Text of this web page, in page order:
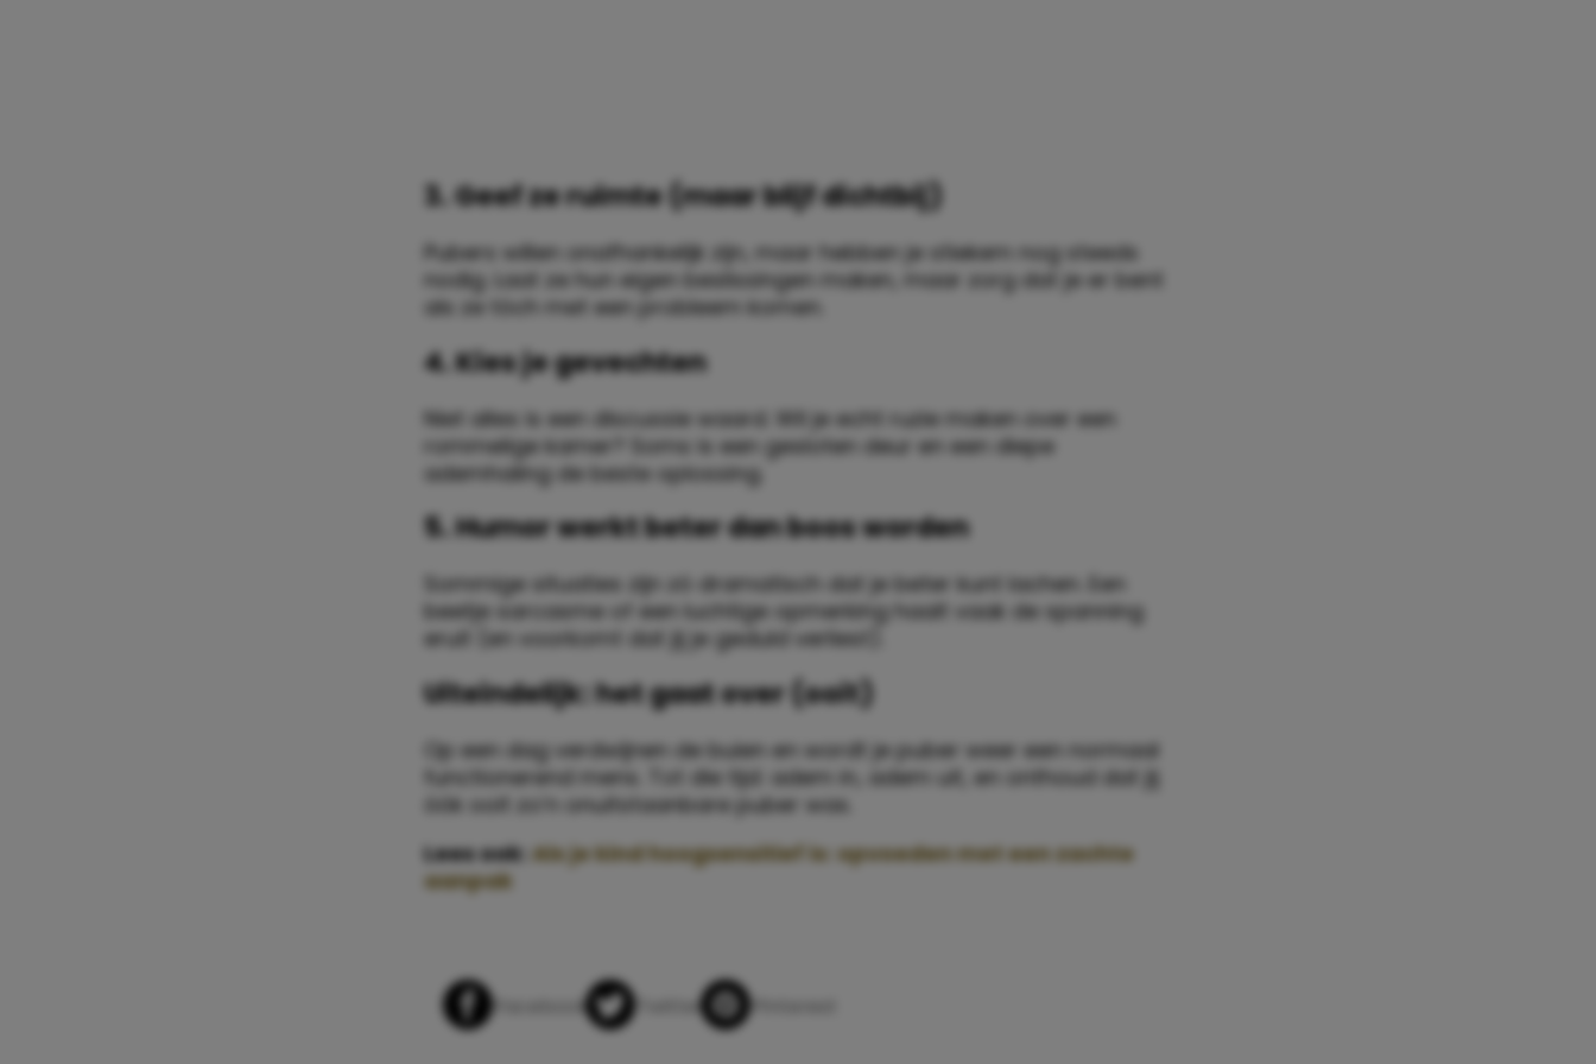
3. Geef ze ruimte (maar blijf dichtbij)
Pubers willen onafhankelijk zijn, maar hebben je stiekem nog steeds
nodig. Laat ze hun eigen beslissingen maken, maar zorg dat je er bent
als ze tóch met een probleem komen.
4. Kies je gevechten
Niet alles is een discussie waard. Wil je echt ruzie maken over een
rommelige kamer? Soms is een gesloten deur en een diepe
ademhaling de beste oplossing.
5. Humor werkt beter dan boos worden
Sommige situaties zijn zó dramatisch dat je beter kunt lachen. Een
beetje sarcasme of een luchtige opmerking haalt vaak de spanning
eruit (en voorkomt dat jij je geduld verliest).
Uiteindelijk: het gaat over (ooit)
Op een dag verdwijnen de buien en wordt je puber weer een normaal
functionerend mens. Tot die tijd: adem in, adem uit, en onthoud dat jij
óók ooit zo’n onuitstaanbare puber was.
Lees ook: Als je kind hoogsensitief is: opvoeden met een zachte
aanpak
Whatsapp